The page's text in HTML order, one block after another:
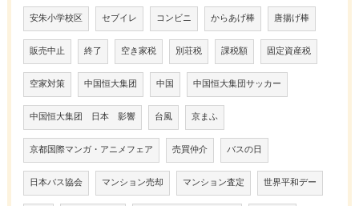
安朱小学校区 セブイレ コンビニ からあげ棒 唐揚げ棒
販売中止 終了 空き家税 別荘税 課税額 固定資産税
空家対策 中国恒大集团 中国 中国恒大集団サッカー
中国恒大集团 日本 影響 台風 京まふ
京都国際マンガ・アニメフェア 売買仲介 バスの日
日本バス協会 マンション売却 マンション査定 世界平和デー